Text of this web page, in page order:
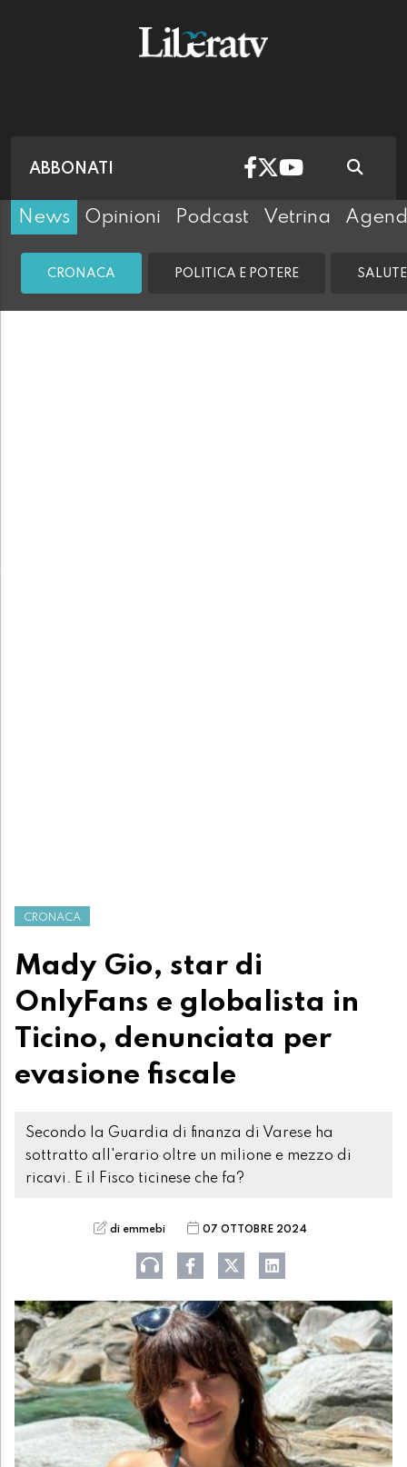
ABBONATI
News Opinioni Podcast Vetrina
CRONACA POLITICA E POTERE
CRONACA
Mady Gio, star di
OnlyFans e globalista in
Ticino, denunciata per
evasione fiscale
Secondo la Guardia di finanza di Varese ha
sottratto all'erario oltre un milione e mezzo di
ricavi. E il Fisco ticinese che fa?
di emmebi 07 OTTOBRE 2024